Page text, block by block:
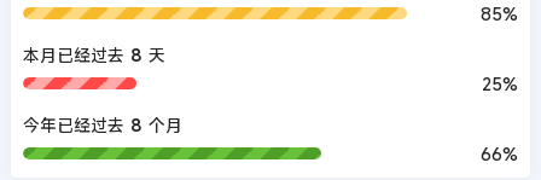
85%
本月已经过去 8 天
25%
今年已经过去 8 个月
66%